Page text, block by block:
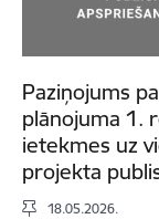
Paziņojums
plānojuma 1.
ietekmes uz
projekta
18.05.2026.